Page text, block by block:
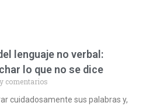
lenguaje no verbal:
lo que no se dice
comentarios
cuidadosamente sus palabras y,